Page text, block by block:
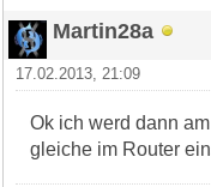
Martin28a
17.02.2013, 21:09
Ok ich werd dann
gleiche im Router